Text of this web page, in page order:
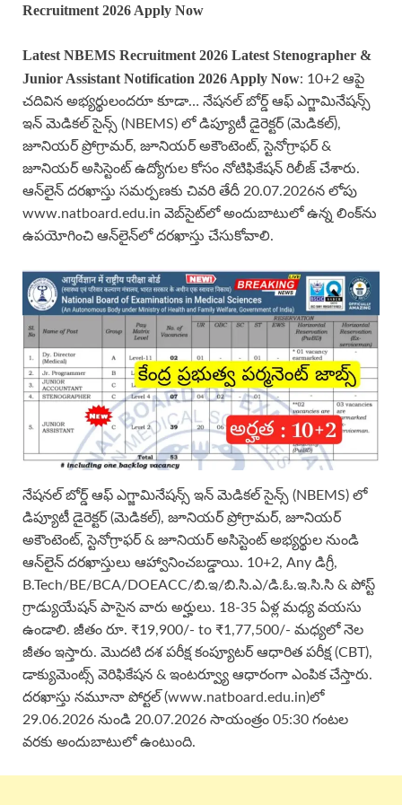
Recruitment 2026 Apply Now
Latest NBEMS Recruitment 2026 Latest Stenographer &
Junior Assistant Notification 2026 Apply Now: 10+2 ఆపై
చదివిన అభ్యర్థులందరూ కూడా… నేషనల్ బోర్డ్ ఆఫ్ ఎగ్జామినేషన్స్
ఇన్ మెడికల్ సైన్స్ (NBEMS) లో డిప్యూటీ డైరెక్టర్ (మెడికల్),
జూనియర్ ప్రోగ్రామర్, జూనియర్ అకౌంటెంట్, స్టెనోగ్రాఫర్ &
జూనియర్ అసిస్టెంట్ ఉద్యోగుల కోసం నోటిఫికేషన్ రిలీజ్ చేశారు.
ఆన్‌లైన్ దరఖాస్తు సమర్పణకు చివరి తేదీ 20.07.2026న లోపు
www.natboard.edu.in వెబ్‌సైట్‌లో అందుబాటులో ఉన్న లింక్‌ను
ఉపయోగించి ఆన్‌లైన్‌లో దరఖాస్తు చేసుకోవాలి.
నేషనల్ బోర్డ్ ఆఫ్ ఎగ్జామినేషన్స్ ఇన్ మెడికల్ సైన్స్ (NBEMS) లో
డిప్యూటీ డైరెక్టర్ (మెడికల్), జూనియర్ ప్రోగ్రామర్, జూనియర్
అకౌంటెంట్, స్టెనోగ్రాఫర్ & జూనియర్ అసిస్టెంట్ అభ్యర్థుల నుండి
ఆన్‌లైన్ దరఖాస్తులు ఆహ్వానించబడ్డాయి. 10+2, Any డిగ్రీ,
B.Tech/BE/BCA/DOEACC/బి.ఇ/బి.సి.ఎ/డి.ఓ.ఇ.సి.సి & పోస్ట్
గ్రాడ్యుయేషన్ పాసైన వారు అర్హులు. 18-35 ఏళ్ల మధ్య వయసు
ఉండాలి. జీతం రూ. ₹19,900/- to ₹1,77,500/- మధ్యలో నెల
జీతం ఇస్తారు. మొదటి దశ పరీక్ష కంప్యూటర్ ఆధారిత పరీక్ష (CBT),
డాక్యుమెంట్స్ వెరిఫికేషన & ఇంటర్వ్యూ ఆధారంగా ఎంపిక చేస్తారు.
దరఖాస్తు నమూనా పోర్టల్ (www.natboard.edu.in)లో
29.06.2026 నుండి 20.07.2026 సాయంత్రం 05:30 గంటల
వరకు అందుబాటులో ఉంటుంది.